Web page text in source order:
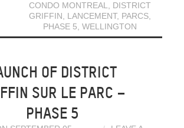
CONDO MONTREAL
DISTRICT
GRIFFIN
LANCEMENT, PARCS,
PHASE 5 WELLINGTON
OF DISTRICT
SUR LE PARC –
PHASE 5